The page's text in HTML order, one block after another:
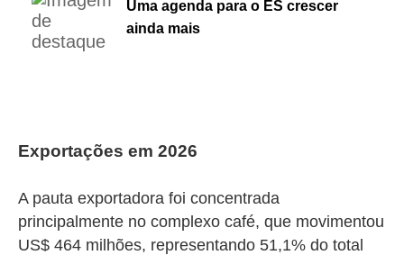
Uma agenda para o ES crescer
ainda mais
Exportações em 2026
A pauta exportadora foi concentrada
principalmente no complexo café, que movimentou
US$ 464 milhões, representando 51,1% do total